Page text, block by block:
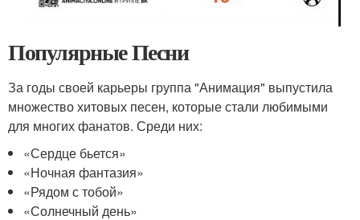
Популярные Песни
За годы своей карьеры группа "Анимация" выпустила
множество хитовых песен, которые стали любимыми
для многих фанатов. Среди них:
«Сердце бьется»
«Ночная фантазия»
«Рядом с тобой»
«Солнечный день»